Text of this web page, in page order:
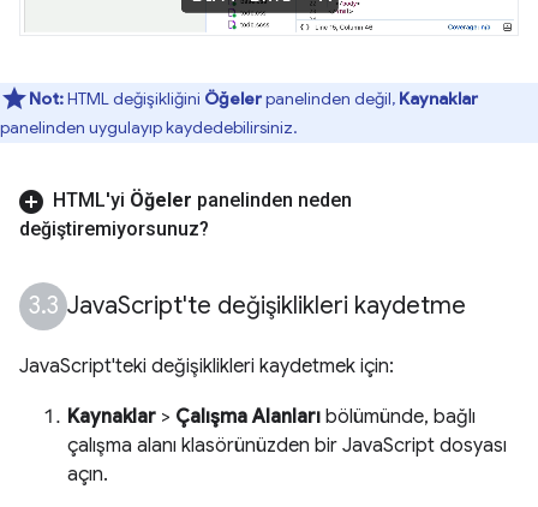
Not:HTML değişikliğini Öğelerpanelinden değil, Kaynaklar
panelinden uygulayıp kaydedebilirsiniz.
HTML'yi Öğeler panelinden neden
değiştiremiyorsunuz?
JavaScript'te değişiklikleri kaydetme
JavaScript'teki değişiklikleri kaydetmek için:
Kaynaklar > Çalışma Alanları bölümünde, bağlı
çalışma alanı klasörünüzden bir JavaScript dosyası
açın.